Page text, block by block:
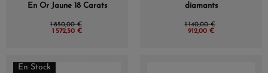
En Or Jaune 18 Carats
1 850,00 €
1 572,50 €
diamants
1 140,00 €
912,00 €
En Stock